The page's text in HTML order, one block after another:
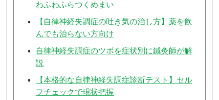
わふわふらつくめまい
【自律神経失調症の吐き気の治し方】薬を飲
んでも治らない方向け
自律神経失調症のツボを症状別に鍼灸師が解
説
【本格的な自律神経失調症診断テスト】セル
フチェックで現状把握